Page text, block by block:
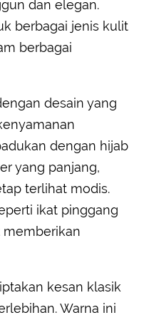
dan elegan.
berbagai jenis kulit
berbagai
desain yang
dengan hijab
yang panjang,
terlihat modis.
ikat pinggang
memberikan
kesan klasik
Warna ini